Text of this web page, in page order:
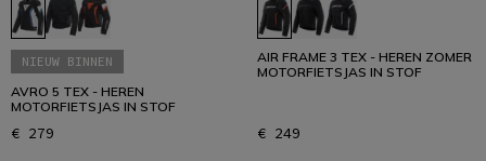
NIEUW BINNEN
AVRO 5 TEX - HEREN
MOTORFIETSJAS IN STOF
€ 279
AIR FRAME 3 TEX - HEREN ZOMER
MOTORFIETSJAS IN STOF
€ 249